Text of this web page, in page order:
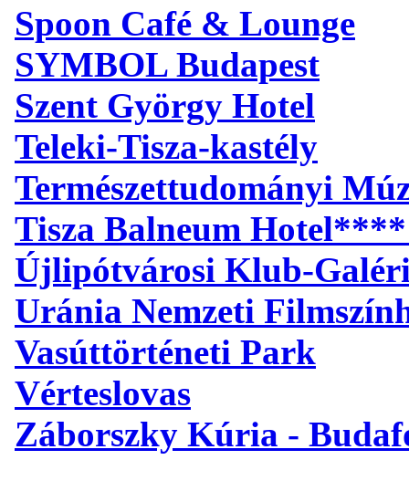
Spoon Café & Lounge
SYMBOL Budapest
Szent György Hotel
Teleki-Tisza-kastély
Természettudományi
Tisza Balneum
Újlipótvárosi Klub-
Uránia Nemzeti
Vasúttörténeti Park
Vérteslovas
Záborszky Kúria -